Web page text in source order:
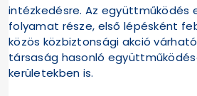
intézkedésre. Az együttműködés
folyamat része, első lépésként
közös közbiztonsági akció
társaság hasonló
kerületekben is.